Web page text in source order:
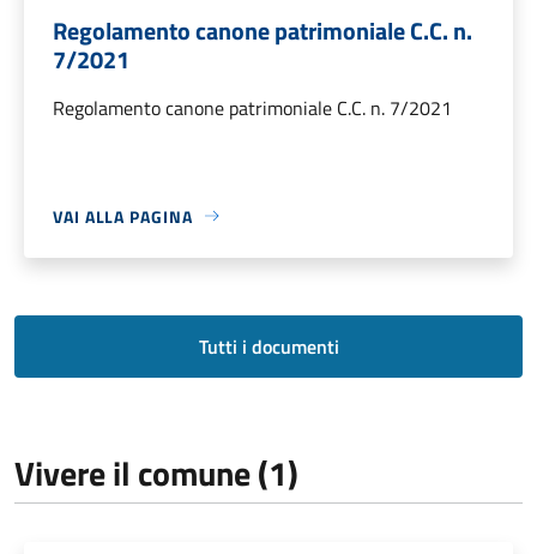
Regolamento canone patrimoniale C.C. n.
7/2021
Regolamento canone patrimoniale C.C. n. 7/2021
VAI ALLA PAGINA
Tutti i documenti
Vivere il comune (1)